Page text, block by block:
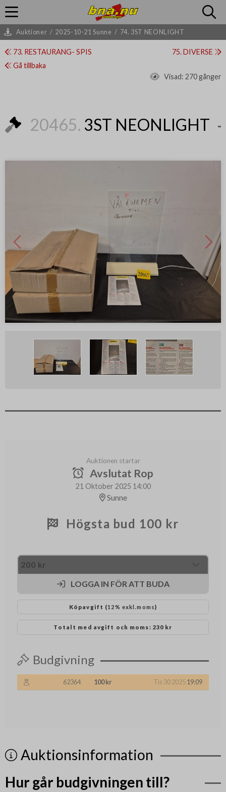
Auktioner / 2025-10-21 Sunne / 74. 3ST NEONLIGHT
73. RESTAURANG- SPIS
75. DIVERSE
Gå tillbaka
Visad: 270 gånger
20465. 3ST NEONLIGHT
Auktionen startar
Avslutat Rop
21 Oktober 2025 14:00
Sunne
Högsta bud 100 kr
LOGGA IN FÖR ATT BUDA
Köpavgift (12% exkl.moms)
Totalt med avgift och moms: 230 kr
Budgivning
62364 100 kr Tis 30 202519:09
Auktionsinformation
Hur går budgivningen till?